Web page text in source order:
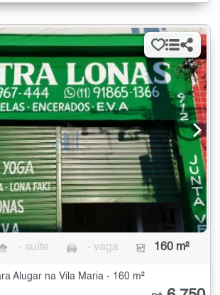
- suíte - vaga 160 m²
Alugar na Vila Maria - 160 m²